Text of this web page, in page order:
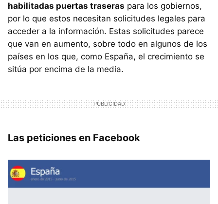
habilitadas puertas traseras para los gobiernos,
por lo que estos necesitan solicitudes legales para
acceder a la información. Estas solicitudes parece
que van en aumento, sobre todo en algunos de los
países en los que, como España, el crecimiento se
sitúa por encima de la media.
Las peticiones en Facebook